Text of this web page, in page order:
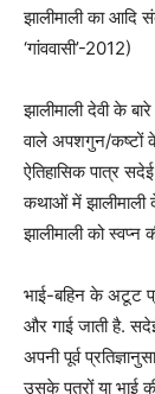
झालीमाली का आदि
‘गांववासी’-2012)
झालीमाली देवी के
वाले अपशगुन/कष्टों
ऐतिहासिक पात्र
कथाओं में झालीमाली
झालीमाली को स्वप्न
भाई-बहिन के अटूट
और गाई जाती है.
अपनी पूर्व
उसके पुत्रों या भाई